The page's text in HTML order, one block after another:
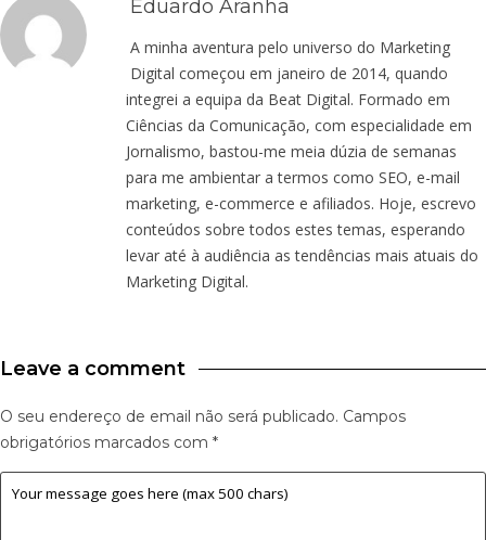
Eduardo Aranha
A minha aventura pelo universo do Marketing
Digital começou em janeiro de 2014, quando
integrei a equipa da Beat Digital. Formado em
Ciências da Comunicação, com especialidade em
Jornalismo, bastou-me meia dúzia de semanas
para me ambientar a termos como SEO, e-mail
marketing, e-commerce e afiliados. Hoje, escrevo
conteúdos sobre todos estes temas, esperando
levar até à audiência as tendências mais atuais do
Marketing Digital.
Leave a comment
O seu endereço de email não será publicado. Campos
obrigatórios marcados com *